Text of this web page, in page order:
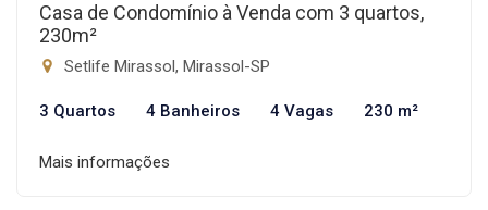
Casa de Condomínio à Venda com 3 quartos,
230m²
Setlife Mirassol, Mirassol-SP
3 Quartos 4 Banheiros 4 Vagas 230 m²
Mais informações